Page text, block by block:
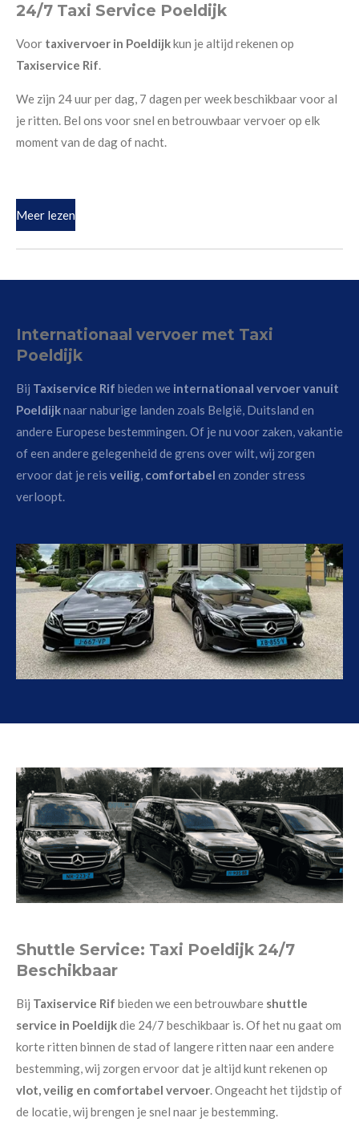
24/7 Taxi Service Poeldijk
Voor taxivervoer in Poeldijkkun je altijd rekenen op
Taxiservice Rif.
We zijn 24 uur per dag, 7 dagen per week beschikbaar voor al
je ritten. Bel ons voor snel en betrouwbaar vervoer op elk
moment van de dag of nacht.
Meer lezen
Internationaal vervoer met Taxi
Poeldijk
Bij Taxiservice Rif bieden we internationaal vervoer vanuit
Poeldijknaar naburige landen zoals België, Duitsland en
andere Europese bestemmingen. Of je nu voor zaken, vakantie
of een andere gelegenheid de grens over wilt, wij zorgen
ervoor dat je reis veilig, comfortabel en zonder stress
verloopt.
Shuttle Service: Taxi Poeldijk 24/7
Beschikbaar
Bij Taxiservice Rif bieden we een betrouwbare shuttle
service in Poeldijkdie 24/7 beschikbaar is. Of het nu gaat om
korte ritten binnen de stad of langere ritten naar een andere
bestemming, wij zorgen ervoor dat je altijd kunt rekenen op
vlot, veilig en comfortabel vervoer . Ongeacht het tijdstip of
de locatie, wij brengen je snel naar je bestemming.